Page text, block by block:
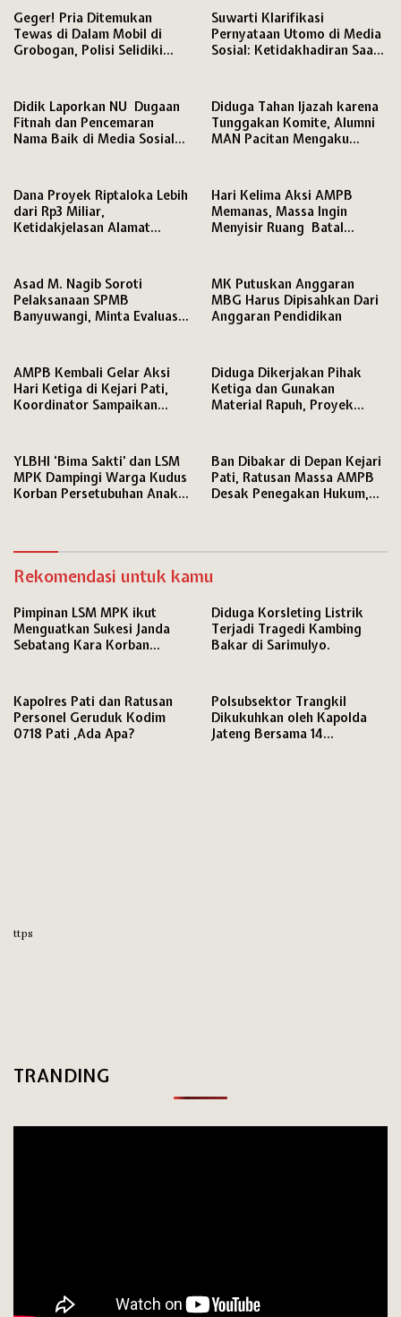
Geger! Pria Ditemukan
Tewas di Dalam Mobil di
Grobogan, Polisi Selidiki
Suwarti Klarifikasi
Pernyataan Utomo di Media
Sosial: Ketidakhadiran Saat
Didik Laporkan NU Dugaan
Fitnah dan Pencemaran
Nama Baik di Media Sosial
Diduga Tahan Ijazah karena
Tunggakan Komite, Alumni
MAN Pacitan Mengaku
Dana Proyek Riptaloka Lebih
dari Rp3 Miliar,
Ketidakjelasan Alamat
Hari Kelima Aksi AMPB
Memanas, Massa Ingin
Menyisir Ruang Batal
Asad M. Nagib Soroti
Pelaksanaan SPMB
Banyuwangi, Minta Evaluasi
MK Putuskan Anggaran
MBG Harus Dipisahkan Dari
Anggaran Pendidikan
AMPB Kembali Gelar Aksi
Hari Ketiga di Kejari Pati,
Koordinator Sampaikan
Diduga Dikerjakan Pihak
Ketiga dan Gunakan
Material Rapuh, Proyek
YLBHI ‘Bima Sakti’ dan LSM
MPK Dampingi Warga Kudus
Korban Persetubuhan Anak
Ban Dibakar di Depan Kejari
Pati, Ratusan Massa AMPB
Desak Penegakan Hukum,
Rekomendasi untuk kamu
Pimpinan LSM MPK ikut
Menguatkan Sukesi Janda
Sebatang Kara Korban
Diduga Korsleting Listrik
Terjadi Tragedi Kambing
Bakar di Sarimulyo.
Kapolres Pati dan Ratusan
Personel Geruduk Kodim
0718 Pati ,Ada Apa?
Polsubsektor Trangkil
Dikukuhkan oleh Kapolda
Jateng Bersama 14
ttps
TRANDING